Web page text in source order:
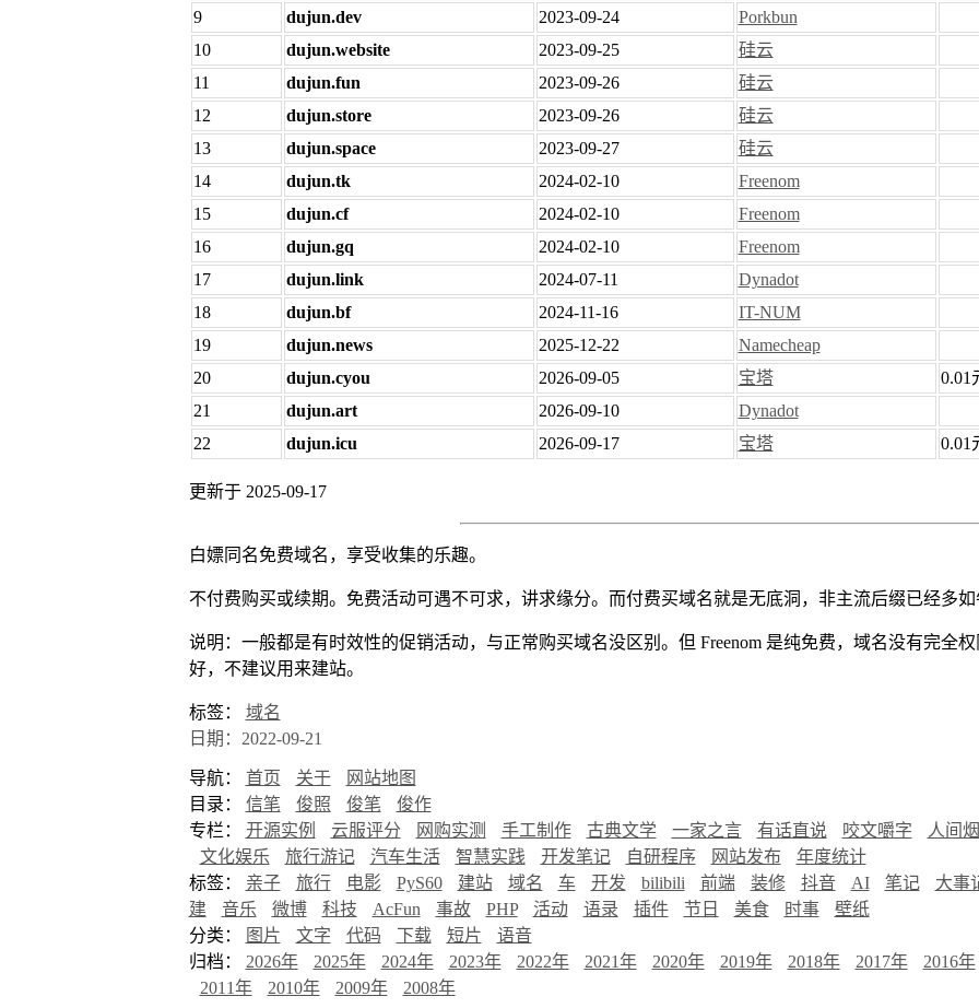
9
dujun.dev 2023-09-24
Porkbun
10
dujun.website 2023-09-25
硅云
11
dujun.fun 2023-09-26
硅云
12
dujun.store 2023-09-26
硅云
13
dujun.space 2023-09-27
硅云
14
dujun.tk 2024-02-10
Freenom
15
dujun.cf 2024-02-10
Freenom
16
dujun.gq 2024-02-10
Freenom
17
dujun.link 2024-07-11
Dynadot
18
dujun.bf 2024-11-16
IT-NUM
19
dujun.news 2025-12-22
Namecheap
20
dujun.cyou 2026-09-05 宝塔
0.01
21
dujun.art 2026-09-10
Dynadot
22
dujun.icu 2026-09-17 宝塔 0.01
更新于 2025-09-17
白嫖同名免费域名，享受收集的乐趣。
不付费购买或续期。免费活动可遇不可求，讲求缘分。而付费买域名就是无底洞，非主流后缀已经多
说明：一般都是有时效性的促销活动，与正常购买域名没区别。但 Freenom 是纯免费，域名没有完全
好，不建议用来建站。
标签： 域名
日期：2022-09-21
导航： 首页 关于
网站地图
目录： 信笔 俊照 俊笔
俊作
专栏： 开源实例 云服评分 网购实测 手工制作 古典文学 一家之言 有话直说 咬文嚼字
人间
文化娱乐
旅行游记 汽车生活 智慧实践 开发笔记 自研程序 网站发布
年度统计
标签： 亲子 旅行 电影 PyS60 建站 域名 车 开发 bilibili 前端 装修 抖音 AI 笔记
大事
建
音乐 微博 科技 AcFun 事故 PHP 活动 语录 插件 节日 美食 时事
壁纸
分类：
图片 文字 代码 下载 短片
语音
归档： 2026年 2025年 2024年 2023年 2022年 2021年 2020年 2019年 2018年 2017年
2016年
2011年
2010年 2009年 2008年